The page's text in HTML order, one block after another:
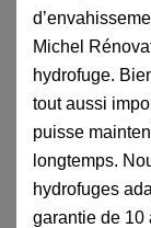
Michel
hydrofuge.
tout aussi
puisse
longtemps.
hydrofuges
garantie de 10